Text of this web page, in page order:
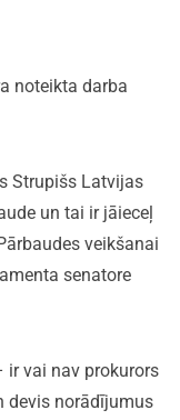
noteikta darba
Strupišs Latvijas
un tai ir jāieceļ
veikšanai
senatore
ir vai nav prokurors
devis norādījumus